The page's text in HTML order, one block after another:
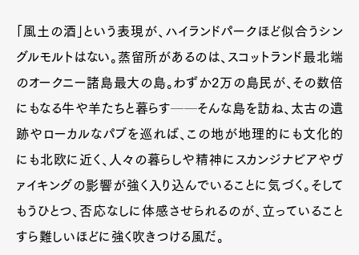
「風土の酒」という表現が、ハイランドパークほど似合うシン
グルモルトはない。蒸留所があるのは、スコットランド最北端
のオークニー諸島最大の島。わずか2万の島民が、その数倍
にもなる牛や羊たちと暮らす──そんな島を訪ね、太古の遺
跡やローカルなパブを巡れば、この地が地理的にも文化的
にも北欧に近く、人々の暮らしや精神にスカンジナビアやヴ
ァイキングの影響が強く入り込んでいることに気づく。そして
もうひとつ、否応なしに体感させられるのが、立っていること
すら難しいほどに強く吹きつける風だ。